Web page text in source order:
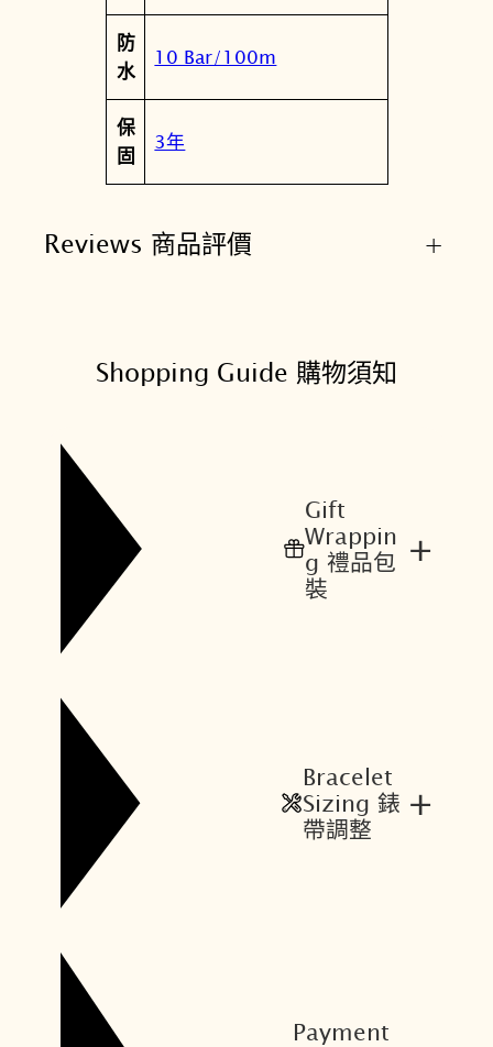
防
水
10 Bar/100m
保
固
3年
Reviews 商品評價 +
Shopping Guide 購物須知
Gift
Wrappin
g 禮品包
裝
+
Bracelet
Sizing 錶
帶調整
+
Payment